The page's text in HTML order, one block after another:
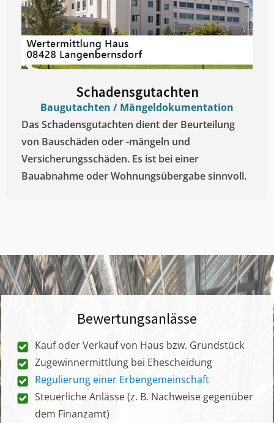
Schadensgutachten
Baugutachten / Mängeldokumentation
Das Schadensgutachten dient der Beurteilung
von Bauschäden oder -mängeln und
Versicherungsschäden. Es ist bei einer
Bauabnahme oder Wohnungsübergabe sinnvoll.
Bewertungsanlässe
Kauf oder Verkauf von Haus bzw. Grundstück
Zugewinnermittlung bei Ehescheidung
Regulierung einer Erbengemeinschaft
Steuerliche Anlässe (z. B. Nachweise gegenüber
dem Finanzamt)